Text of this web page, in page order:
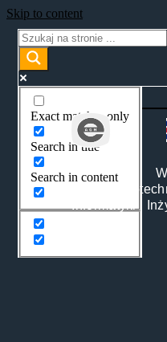
Skip to content
Exact matches only
Search in title
Search in content
Informatyki i